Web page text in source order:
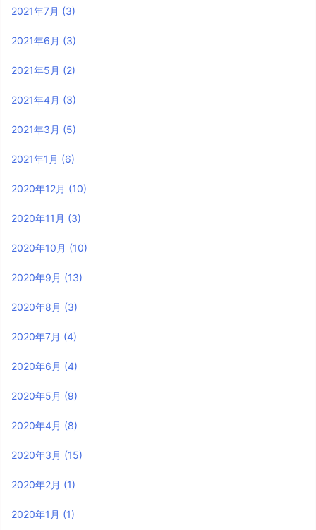
2021年7月 (3)
2021年6月 (3)
2021年5月 (2)
2021年4月 (3)
2021年3月 (5)
2021年1月 (6)
2020年12月 (10)
2020年11月 (3)
2020年10月 (10)
2020年9月 (13)
2020年8月 (3)
2020年7月 (4)
2020年6月 (4)
2020年5月 (9)
2020年4月 (8)
2020年3月 (15)
2020年2月 (1)
2020年1月 (1)